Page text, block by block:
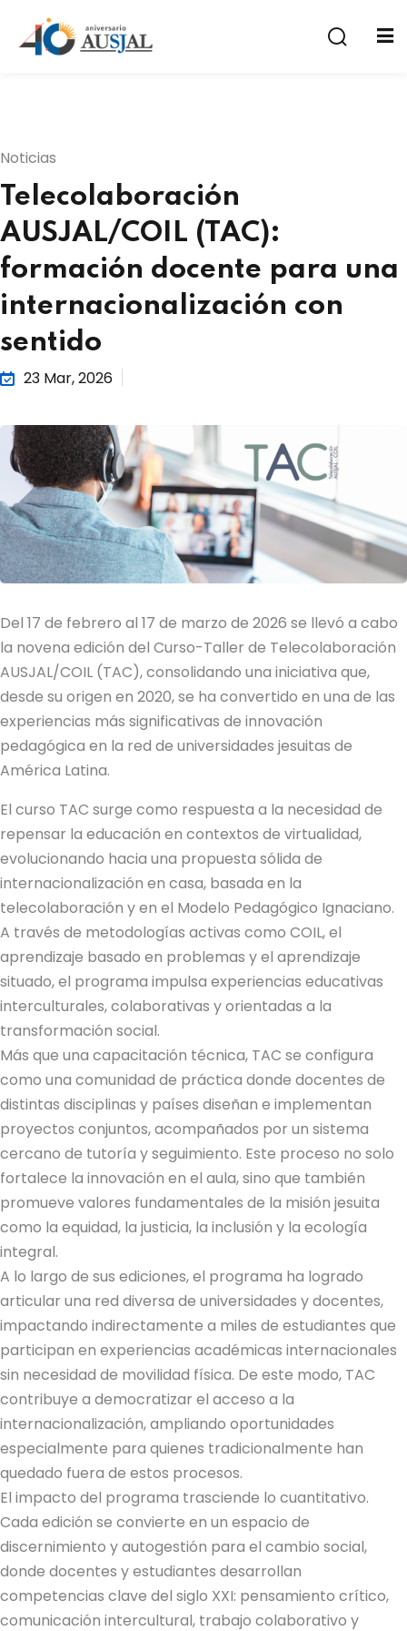
Noticias
Telecolaboración
AUSJAL/COIL (TAC):
formación docente para una
internacionalización con
sentido
23 Mar, 2026
Del 17 de febrero al 17 de marzo de 2026 se llevó a cabo
la novena edición del Curso-Taller de Telecolaboración
AUSJAL/COIL (TAC), consolidando una iniciativa que,
desde su origen en 2020, se ha convertido en una de las
experiencias más significativas de innovación
pedagógica en la red de universidades jesuitas de
América Latina.
El curso TAC surge como respuesta a la necesidad de
repensar la educación en contextos de virtualidad,
evolucionando hacia una propuesta sólida de
internacionalización en casa, basada en la
telecolaboración y en el Modelo Pedagógico Ignaciano.
A través de metodologías activas como COIL, el
aprendizaje basado en problemas y el aprendizaje
situado, el programa impulsa experiencias educativas
interculturales, colaborativas y orientadas a la
transformación social.
Más que una capacitación técnica, TAC se configura
como una comunidad de práctica donde docentes de
distintas disciplinas y países diseñan e implementan
proyectos conjuntos, acompañados por un sistema
cercano de tutoría y seguimiento. Este proceso no solo
fortalece la innovación en el aula, sino que también
promueve valores fundamentales de la misión jesuita
como la equidad, la justicia, la inclusión y la ecología
integral.
A lo largo de sus ediciones, el programa ha logrado
articular una red diversa de universidades y docentes,
impactando indirectamente a miles de estudiantes que
participan en experiencias académicas internacionales
sin necesidad de movilidad física. De este modo, TAC
contribuye a democratizar el acceso a la
internacionalización, ampliando oportunidades
especialmente para quienes tradicionalmente han
quedado fuera de estos procesos.
El impacto del programa trasciende lo cuantitativo.
Cada edición se convierte en un espacio de
discernimiento y autogestión para el cambio social,
donde docentes y estudiantes desarrollan
competencias clave del siglo XXI: pensamiento crítico,
comunicación intercultural, trabajo colaborativo y